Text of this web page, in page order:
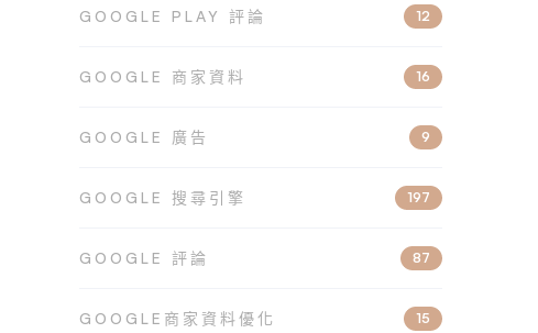
GOOGLE PLAY 評論 12
GOOGLE 商家資料 16
GOOGLE 廣告 9
GOOGLE 搜尋引擎 197
GOOGLE 評論 87
GOOGLE商家資料優化 15